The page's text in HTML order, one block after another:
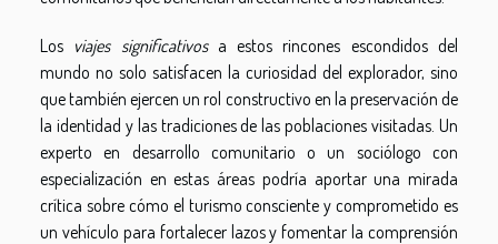
Los viajes significativosa estos rincones escondidos del
mundo no solo satisfacen la curiosidad del explorador, sino
que también ejercen un rol constructivo en la preservación de
la identidad y las tradiciones de las poblaciones visitadas. Un
experto en desarrollo comunitario o un sociólogo con
especialización en estas áreas podría aportar una mirada
crítica sobre cómo el turismo consciente y comprometido es
un vehículo para fortalecer lazos y fomentar la comprensión